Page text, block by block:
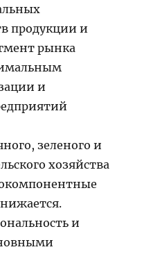
продукции и
рынка
и
зеленого и
хозяйства
и